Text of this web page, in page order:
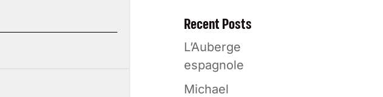
Recent Posts
L’Auberge
espagnole
Michael